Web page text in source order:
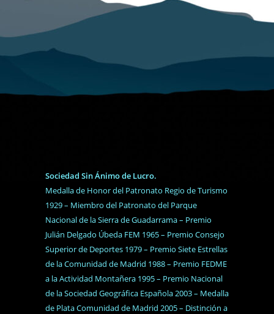
Sociedad Sin Ánimo de Lucro.
Medalla de Honor del Patronato Regio de Turismo
1929 – Miembro del Patronato del Parque
Nacional de la Sierra de Guadarrama – Premio
Julián Delgado Úbeda FEM 1965 – Premio Consejo
Superior de Deportes 1979 – Premio Siete Estrellas
de la Comunidad de Madrid 1988 – Premio FEDME
a la Actividad Montañera 1995 – Premio Nacional
de la Sociedad Geográfica Española 2003 – Medalla
de Plata Comunidad de Madrid 2005 – Distinción a